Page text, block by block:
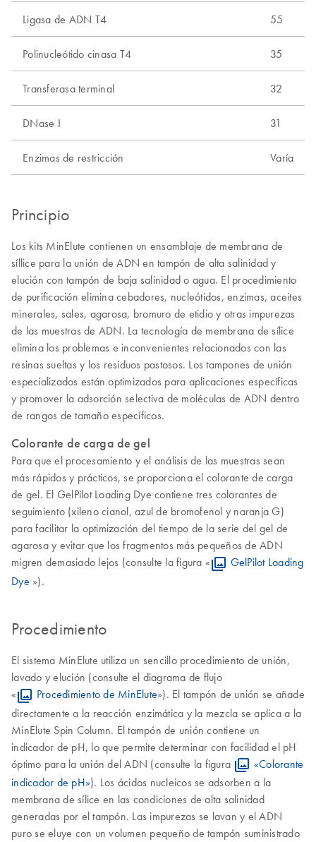
Ligasa de ADN T4 55
Polinucleótido cinasa T4 35
Transferasa terminal 32
DNase I 31
Enzimas de restricción Varía
Principio
Los kits MinElute contienen un ensamblaje de membrana de
síllice para la unión de ADN en tampón de alta salinidad y
elución con tampón de baja salinidad o agua. El procedimiento
de purificación elimina cebadores, nucleótidos, enzimas, aceites
minerales, sales, agarosa, bromuro de etidio y otras impurezas
de las muestras de ADN. La tecnología de membrana de sílice
elimina los problemas e inconvenientes relacionados con las
resinas sueltas y los residuos pastosos. Los tampones de unión
especializados están optimizados para aplicaciones específicas
y promover la adsorción selectiva de moléculas de ADN dentro
de rangos de tamaño específicos.
Colorante de carga de gel
Para que el procesamiento y el análisis de las muestras sean
más rápidos y prácticos, se proporciona el colorante de carga
de gel. El GelPilot Loading Dye contiene tres colorantes de
seguimiento (xileno cianol, azul de bromofenol y naranja G)
para facilitar la optimización del tiempo de la serie del gel de
agarosa y evitar que los fragmentos más pequeños de ADN
migren demasiado lejos (consulte la figura «
GelPilot Loading
Dye »).
Procedimiento
El sistema MinElute utiliza un sencillo procedimiento de unión,
lavado y elución (consulte el diagrama de flujo
«
Procedimiento de MinElute»). El tampón de unión se añade
directamente a la reacción enzimática y la mezcla se aplica a la
MinElute Spin Column. El tampón de unión contiene un
indicador de pH, lo que permite determinar con facilidad el pH
óptimo para la unión del ADN (consulte la figura
«Colorante
indicador de pH»). Los ácidos nucleicos se adsorben a la
membrana de sílice en las condiciones de alta salinidad
generadas por el tampón. Las impurezas se lavan y el ADN
puro se eluye con un volumen pequeño de tampón suministrado